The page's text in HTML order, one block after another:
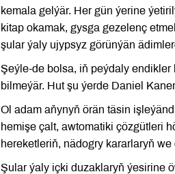
kemala gelýär. Her gün ýerine
kitap okamak, gysga gezelenç
şular ýaly ujypsyz görünýän
Şeýle-de bolsa, iň peýdaly
bilmeýär. Hut şu ýerde Daniel
Ol adam aňynyň örän täsin
hemişe çalt, awtomatiki çözgütleri
hereketleriň, nädogry kararlaryň
Şular ýaly içki duzaklaryň ýesirine